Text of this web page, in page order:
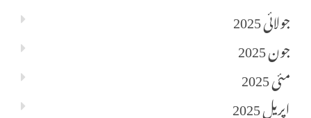
جولائی 2025
جون 2025
مئی 2025
اپریل 2025